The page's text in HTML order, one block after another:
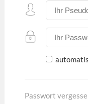
Passwort